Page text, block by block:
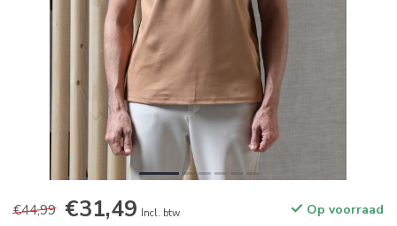
€44,99 €31,49 Incl. btw Op voorraad